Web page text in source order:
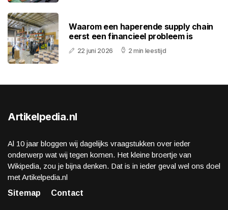
Waarom een haperende supply chain
eerst een financieel probleem is
22 juni 2026 2 min leestijd
Artikelpedia.nl
Al 10 jaar bloggen wij dagelijks vraagstukken over ieder
onderwerp wat wij tegen komen. Het kleine broertje van
Wikipedia, zou je bijna denken. Dat is in ieder geval wel ons doel
met Artikelpedia.nl
Sitemap
Contact